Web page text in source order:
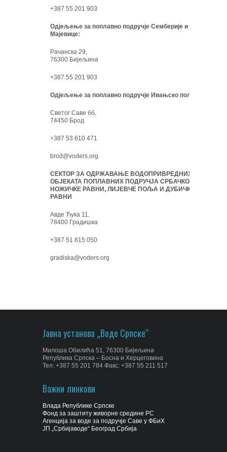
+387 55 201 903
Одјељење за поплавно подручје Семберије и
Мајевице:
Рачанска 29,
76300 Бијељина
+387 55 201 903
Одјељење за поплавно подручје Ивањско поље:
Светог Саве бб,
74450 Брод
+387 53 610 471
brod@voders.org
СЕКТОР ЗА ОДРЖАВАЊЕ ВОДОПРИВРЕДНИХ
ОБЈЕКАТА ПОПЛАВНИХ ПОДРУЧЈА СРБАЧКО-
НОЖИЧКЕ РАВНИ, ЛИЈЕВЧЕ ПОЉА И ДУБИЧКЕ
РАВНИ
Авде Ћука 11,
78400 Градишка
+387 51 815 050
gradiska@voders.org
Јавна установа „Воде Српске“
Милоша Обилића 51, 76300 Бијељина
Република Српска – Босна и Херцеговина
Тел: +387 55 201 784 Факс: +387 55 211 517
Важни линкови
Влада Републике Српске
Фонд за заштиту живорне средине РС
Агенција за воде за подручје Саве у ФБиХ
ЈП „Србијаводе“ Београд Србија